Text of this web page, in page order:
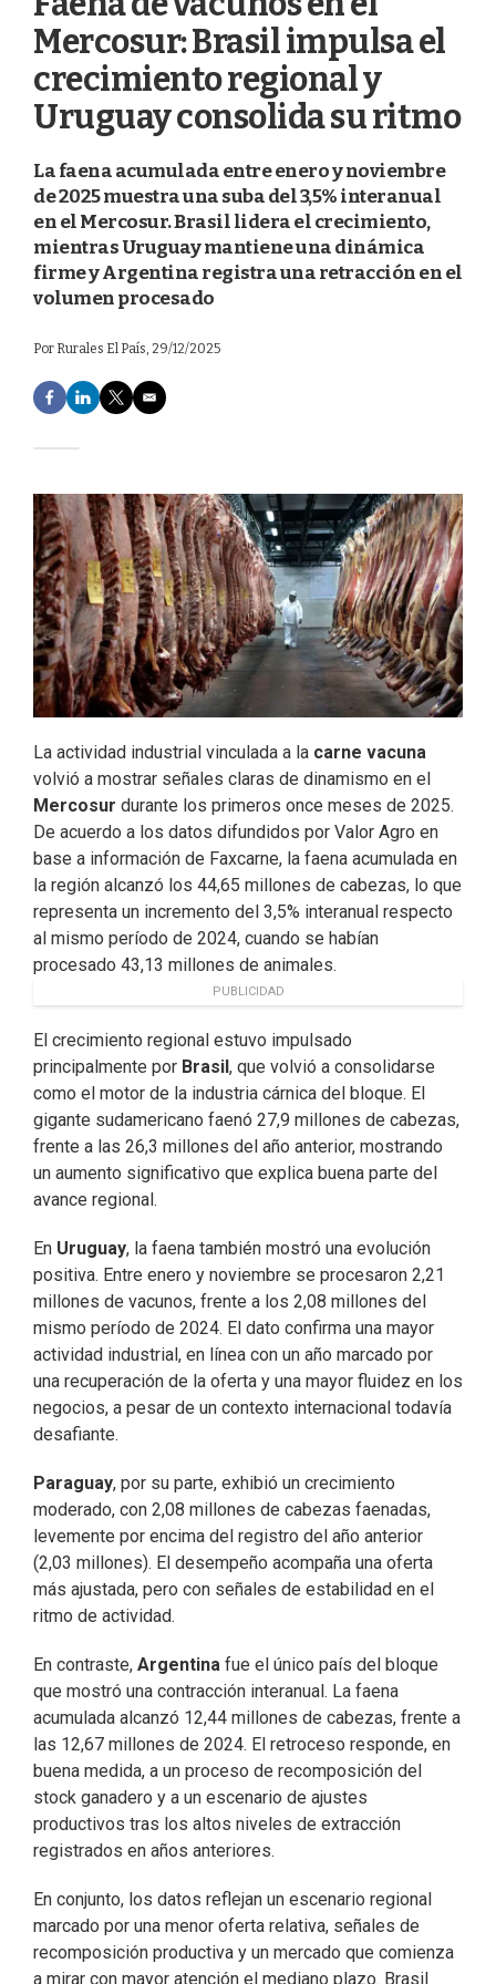
Mercosur: Brasil impulsa el
crecimiento regional y
Uruguay consolida su ritmo
La faena acumulada entre enero y noviembre
de 2025 muestra una suba del 3,5% interanual
en el Mercosur. Brasil lidera el crecimiento,
mientras Uruguay mantiene una dinámica
firme y Argentina registra una retracción en el
volumen procesado
Por Rurales El País, 29/12/2025
F
a
e
o
o
k
L
i
d
I
n
T
w
e
r
E
m
La actividad industrial vinculada a la carne vacuna
volvió a mostrar señales claras de dinamismo en el
Mercosur durante los primeros once meses de 2025.
De acuerdo a los datos difundidos por Valor Agro en
base a información de Faxcarne, la faena acumulada en
la región alcanzó los 44,65 millones de cabezas, lo que
representa un incremento del 3,5% interanual respecto
al mismo período de 2024, cuando se habían
procesado 43,13 millones de animales.
PUBLICIDAD
El crecimiento regional estuvo impulsado
principalmente por Brasil , que volvió a consolidarse
como el motor de la industria cárnica del bloque. El
gigante sudamericano faenó 27,9 millones de cabezas,
frente a las 26,3 millones del año anterior, mostrando
un aumento significativo que explica buena parte del
avance regional.
En Uruguay, la faena también mostró una evolución
positiva. Entre enero y noviembre se procesaron 2,21
millones de vacunos, frente a los 2,08 millones del
mismo período de 2024. El dato confirma una mayor
actividad industrial, en línea con un año marcado por
una recuperación de la oferta y una mayor fluidez en los
negocios, a pesar de un contexto internacional todavía
desafiante.
Paraguay, por su parte, exhibió un crecimiento
moderado, con 2,08 millones de cabezas faenadas,
levemente por encima del registro del año anterior
(2,03 millones). El desempeño acompaña una oferta
más ajustada, pero con señales de estabilidad en el
ritmo de actividad.
En contraste, Argentina fue el único país del bloque
que mostró una contracción interanual. La faena
acumulada alcanzó 12,44 millones de cabezas, frente a
las 12,67 millones de 2024. El retroceso responde, en
buena medida, a un proceso de recomposición del
stock ganadero y a un escenario de ajustes
productivos tras los altos niveles de extracción
registrados en años anteriores.
En conjunto, los datos reflejan un escenario regional
marcado por una menor oferta relativa, señales de
recomposición productiva y un mercado que comienza
a mirar con mayor atención el mediano plazo. Brasil